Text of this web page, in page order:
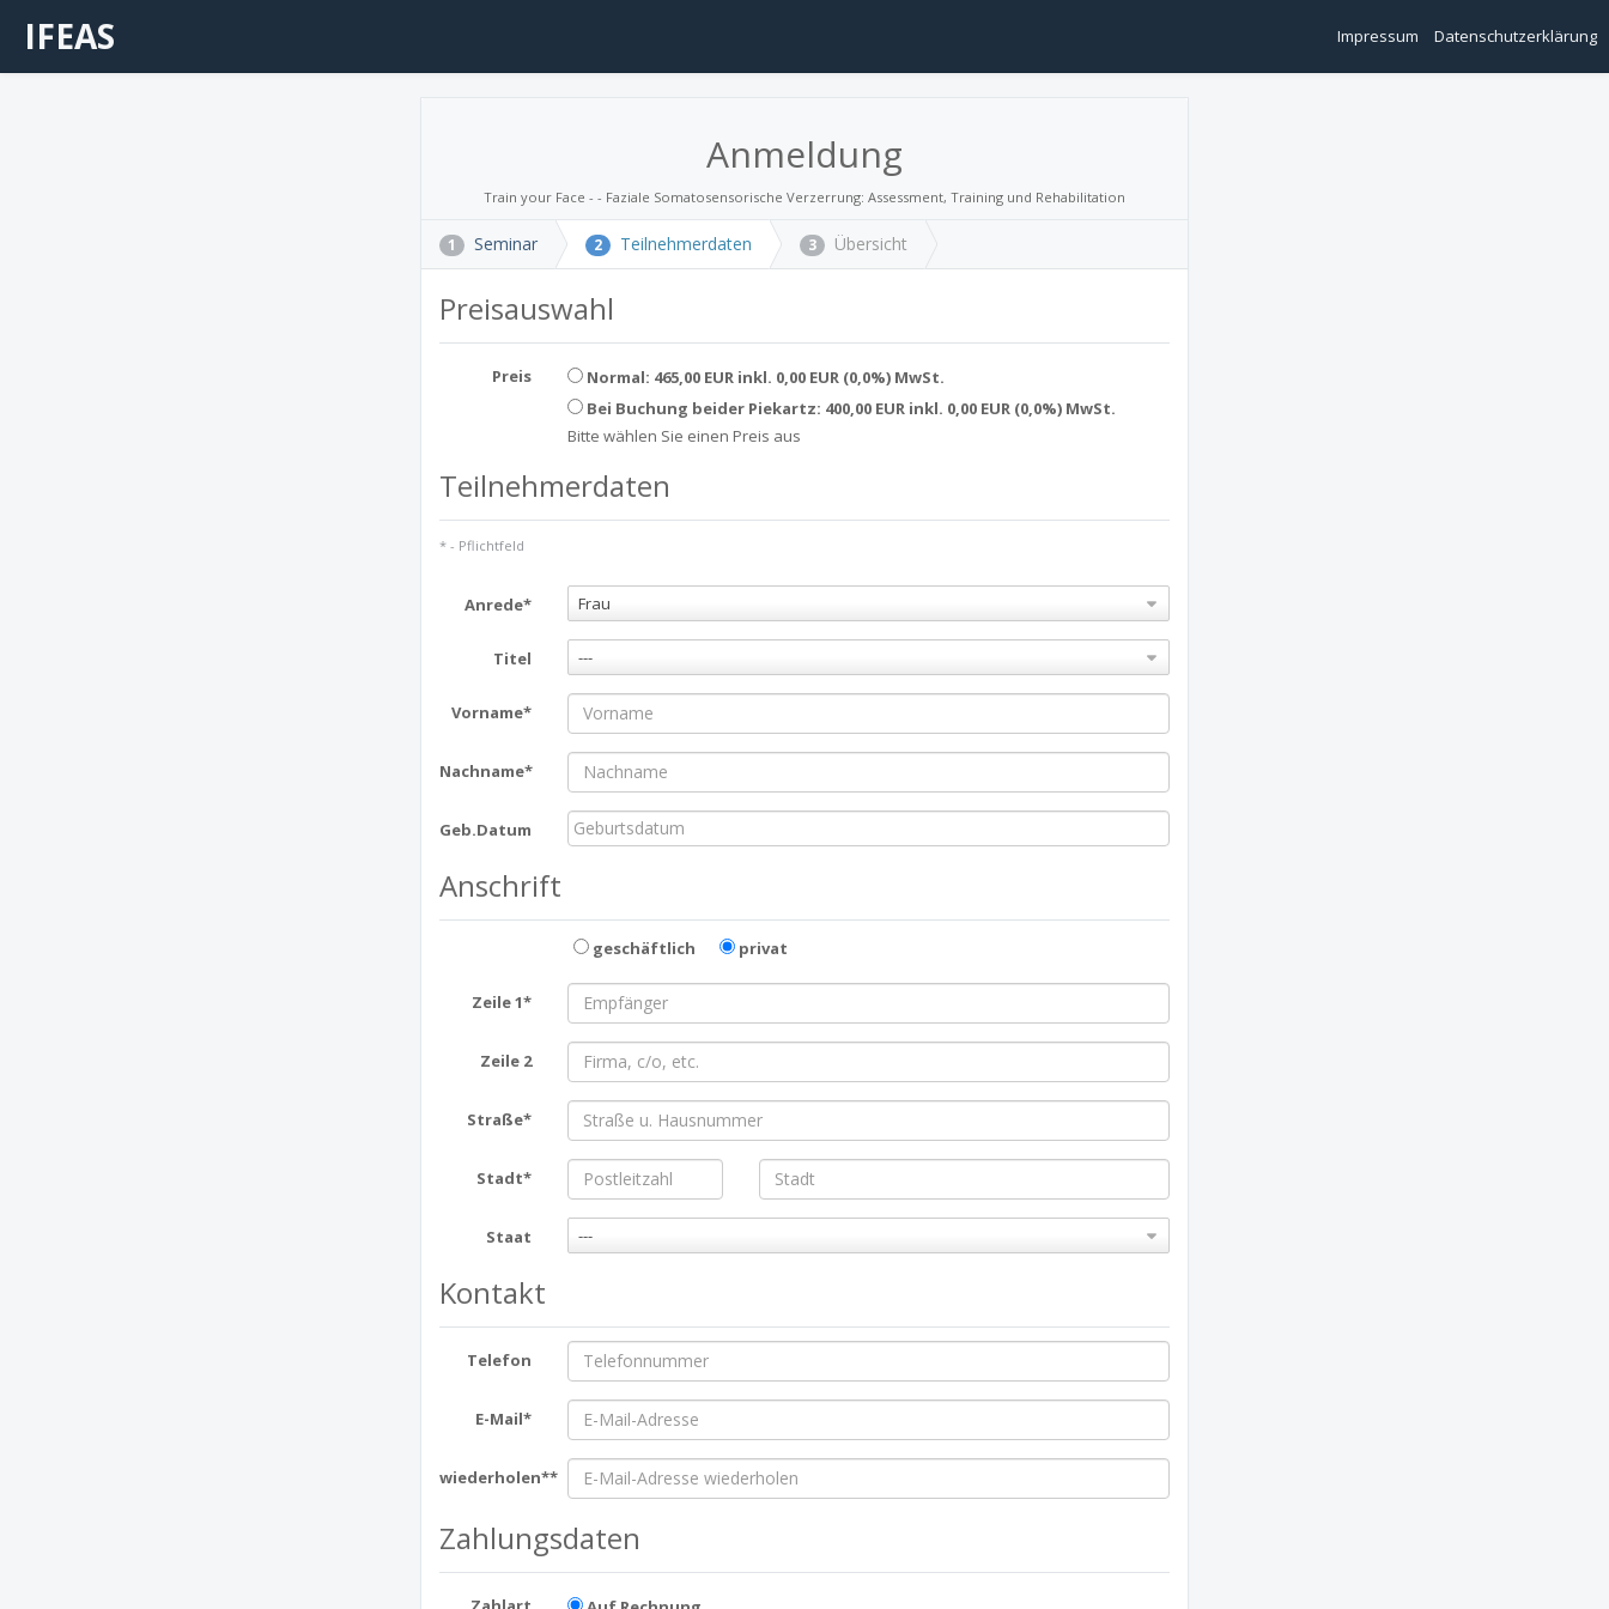
IFEAS Impressum Datenschutzerklärung
Anmeldung
Train your Face - - Faziale Somatosensorische Verzerrung: Assessment, Training und Rehabilitation
1 Seminar 2 Teilnehmerdaten 3 Übersicht
Preisauswahl
Preis
Normal: 465,00 EUR inkl. 0,00 EUR (0,0%) MwSt.
Bei Buchung beider Piekartz: 400,00 EUR inkl. 0,00 EUR (0,0%) MwSt.
Bitte wählen Sie einen Preis aus
Teilnehmerdaten
* - Pflichtfeld
Anrede* Frau
Titel ---
Vorname*
Nachname*
Geb.Datum
Anschrift
geschäftlich privat
Zeile 1*
Zeile 2
Straße*
Stadt*
Staat ---
Kontakt
Telefon
E-Mail*
wiederholen**
Zahlungsdaten